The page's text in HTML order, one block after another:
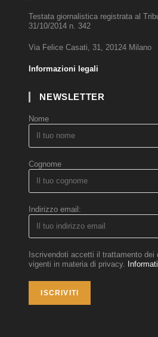
Testata giornalistica registrata al
31/10/2014 n. 342
Via Felice Casati, 31, 20124 Milano
Informazioni legali
NEWSLETTER
Nome
Cognome
Indirizzo email:
Iscrivendoti accetti il trattamento dei
vigenti in materia di privacy.